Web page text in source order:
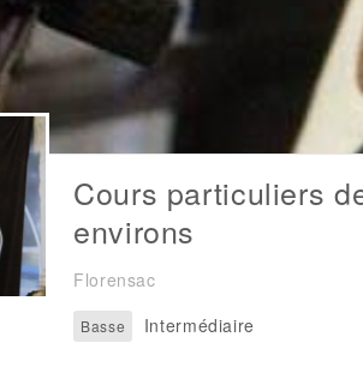
Cours particuliers
environs
Florensac
Basse Intermédiaire